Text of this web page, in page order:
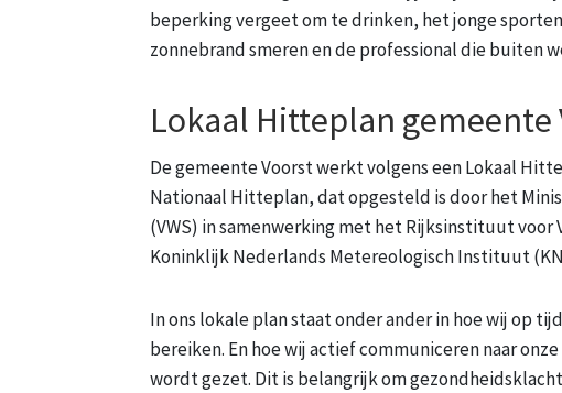
beperking vergeet om te drinken, het jonge
zonnebrand smeren en de professional die buiten
Lokaal Hitteplan gemeente
De gemeente Voorst werkt volgens een Lokaal
Nationaal Hitteplan, dat opgesteld is door het
(VWS) in samenwerking met het Rijksinstituut voor
Koninklijk Nederlands Metereologisch Instituut
In ons lokale plan staat onder ander in hoe wij op
bereiken. En hoe wij actief communiceren naar
wordt gezet. Dit is belangrijk om